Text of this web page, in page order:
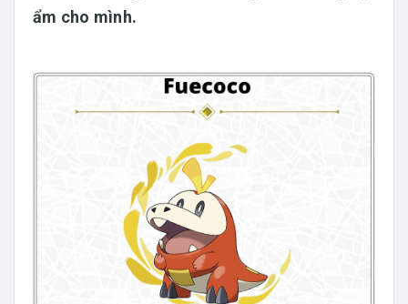
ẩm cho mình.